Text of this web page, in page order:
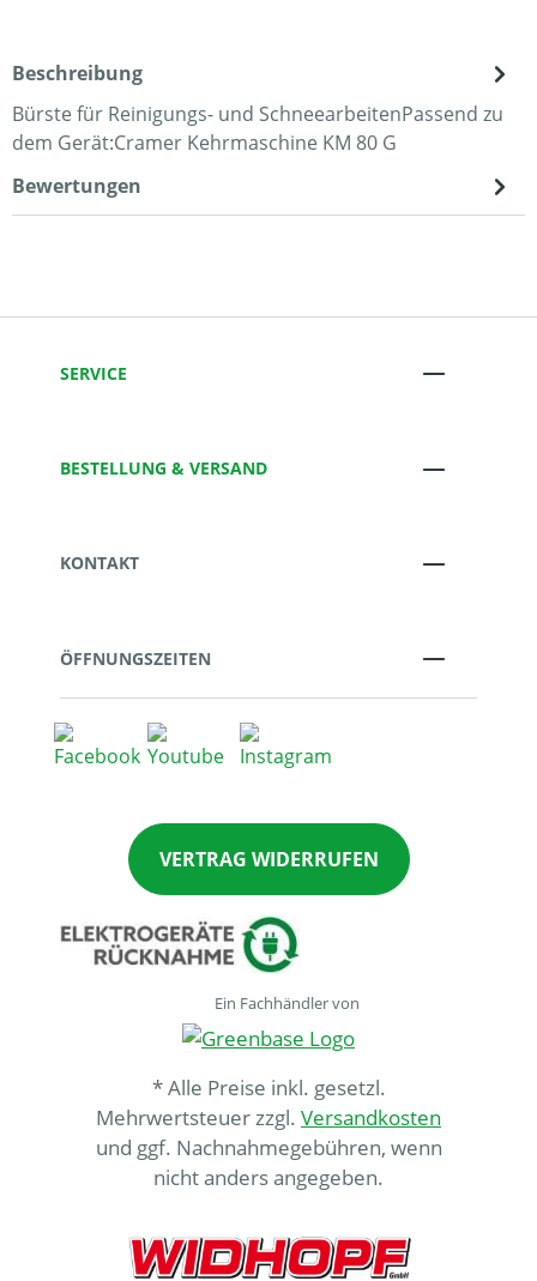
Beschreibung
Bürste für Reinigungs- und SchneearbeitenPassend zu
dem Gerät:Cramer Kehrmaschine KM 80 G
Bewertungen
SERVICE
BESTELLUNG & VERSAND
KONTAKT
ÖFFNUNGSZEITEN
VERTRAG WIDERRUFEN
Ein Fachhändler von
* Alle Preise inkl. gesetzl.
Mehrwertsteuer zzgl. Versandkosten
und ggf. Nachnahmegebühren, wenn
nicht anders angegeben.